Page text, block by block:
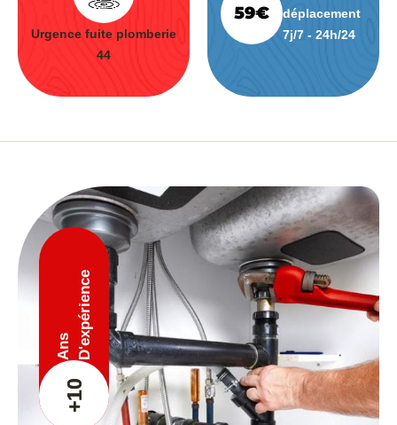
Urgence fuite plomberie
44
déplacement
7j/7 - 24h/24
+10
Ans D'expérience